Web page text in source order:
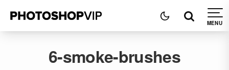
6-smoke-brushes